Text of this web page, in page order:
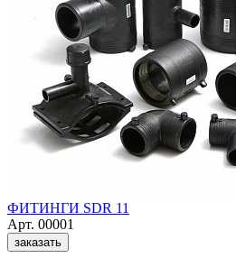
ФИТИНГИ SDR 11
Арт. 00001
заказать